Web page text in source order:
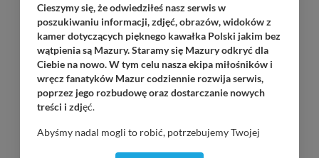
Cieszymy się, że odwiedziłeś nasz serwis w
poszukiwaniu informacji, zdjęć, obrazów, widoków z
kamer dotyczących pięknego kawałka Polski jakim bez
wątpienia są Mazury. Staramy się Mazury odkryć dla
Ciebie na nowo. W tym celu nasza ekipa miłośników i
wręcz fanatyków Mazur codziennie rozwija serwis,
poprzez jego rozbudowę oraz dostarczanie nowych
treści i zdjęć.
Abyśmy nadal mogli to robić, potrzebujemy Twojej